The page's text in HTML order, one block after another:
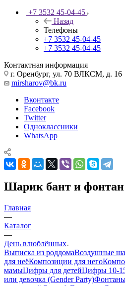
+7 3532 45-04-45
Назад
Телефоны
+7 3532 45-04-45
+7 3532 45-04-45
Контактная информация
г. Оренбург, ул. 70 ВЛКСМ, д. 16
mirsharov@bk.ru
Вконтакте
Facebook
Twitter
Одноклассники
WhatsApp
Шарик бант и
Главная
—
Каталог
—
День влюблённых
Выписка из роддомаВоздушные
для неёКомпозиции для него
мамыЦифры для детейЦифры 10-
или девочка (Gender Party)